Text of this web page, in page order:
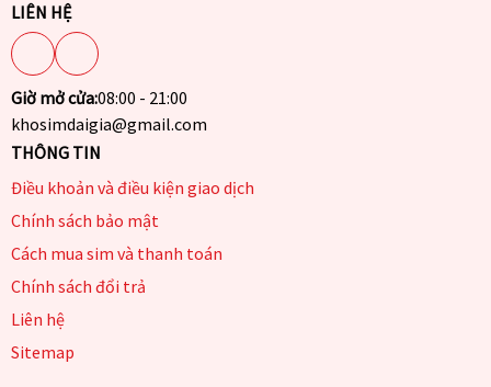
LIÊN HỆ
Giờ mở cửa:08:00 - 21:00
khosimdaigia@gmail.com
THÔNG TIN
Điều khoản và điều kiện giao dịch
Chính sách bảo mật
Cách mua sim và thanh toán
Chính sách đổi trả
Liên hệ
Sitemap